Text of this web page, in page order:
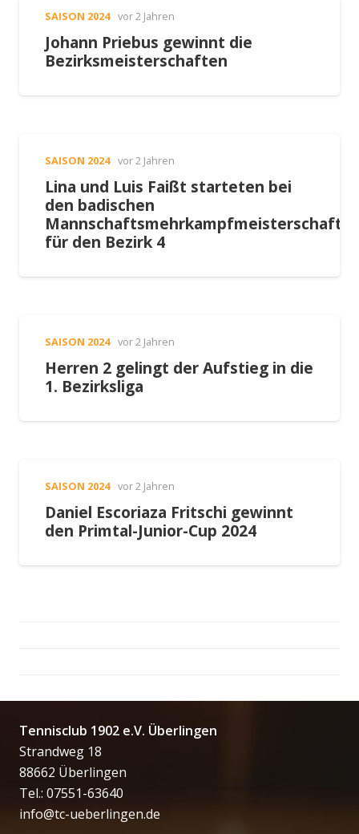
SAISON 2024 vor 2 Jahren
Johann Priebus gewinnt die
Bezirksmeisterschaften
SAISON 2024 vor 2 Jahren
Lina und Luis Faißt starteten bei
den badischen
für den Bezirk 4
SAISON 2024 vor 2 Jahren
Herren 2 gelingt der Aufstieg in die
1. Bezirksliga
SAISON 2024 vor 2 Jahren
Daniel Escoriaza Fritschi gewinnt
den Primtal-Junior-Cup 2024
Tennisclub 1902 e.V. Überlingen
Strandweg 18
88662 Überlingen
Tel.: 07551-63640
info@tc-ueberlingen.de